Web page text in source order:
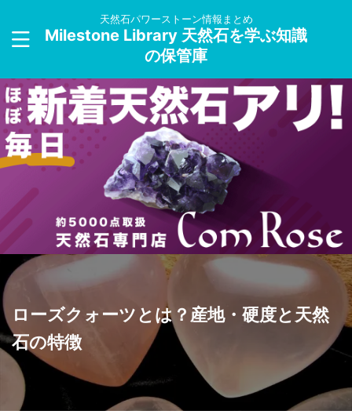
天然石パワーストーン情報まとめ
Milestone Library 天然石を学ぶ知識
の保管庫
ローズクォーツとは？産地・硬度と天然
石の特徴